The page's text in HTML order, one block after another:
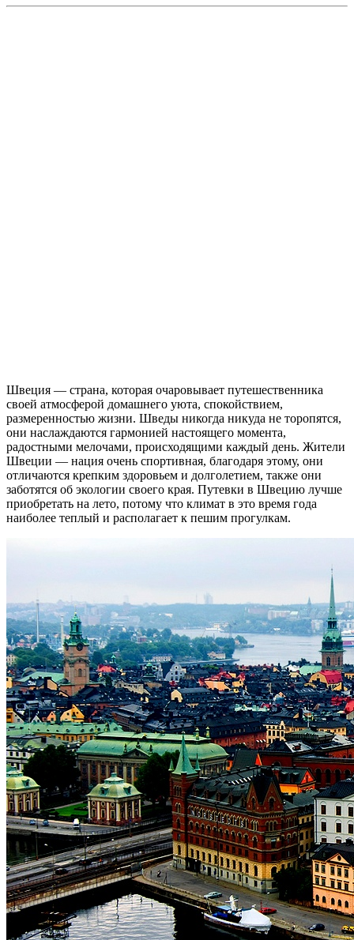
Швеция — страна, которая очаровывает путешественника
своей атмосферой домашнего уюта, спокойствием,
размеренностью жизни. Шведы никогда никуда не торопятся,
они наслаждаются гармонией настоящего момента,
радостными мелочами, происходящими каждый день. Жители
Швеции — нация очень спортивная, благодаря этому, они
отличаются крепким здоровьем и долголетием, также они
заботятся об экологии своего края. Путевки в Швецию лучше
приобретать на лето, потому что климат в это время года
наиболее теплый и располагает к пешим прогулкам.